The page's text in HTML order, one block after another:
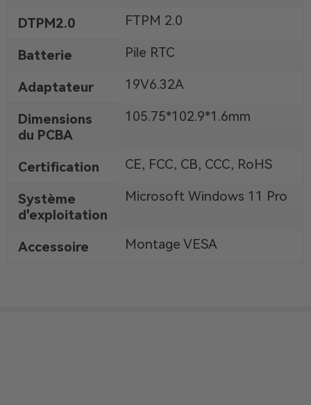
DTPM2.0 FTPM 2.0
Batterie Pile RTC
Adaptateur 19V6.32A
Dimensions
du PCBA
105.75*102.9*1.6mm
Certification CE, FCC, CB, CCC, RoHS
Système
d'exploitation
Microsoft Windows 11 Pro
Accessoire Montage VESA